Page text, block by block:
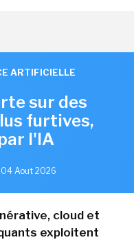
ARTIFICIELLE
sur des
furtives,
l'IA
Aout 2026
cloud et
exploitent